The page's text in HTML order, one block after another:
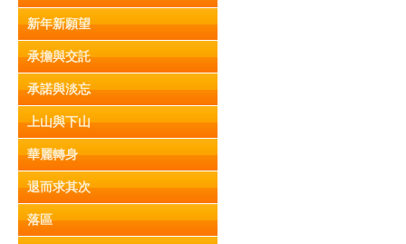
新年新願望
承擔與交託
承諾與淡忘
上山與下山
華麗轉身
退而求其次
落區